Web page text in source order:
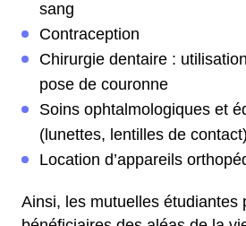
sang
Contraception
Chirurgie dentaire :
pose de couronne
Soins ophtalmologiques et
(lunettes, lentilles de contact)
Location d’appareils
Ainsi, les mutuelles étudiantes